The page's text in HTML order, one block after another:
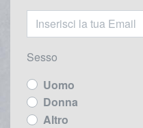
Sesso
Uomo
Donna
Altro